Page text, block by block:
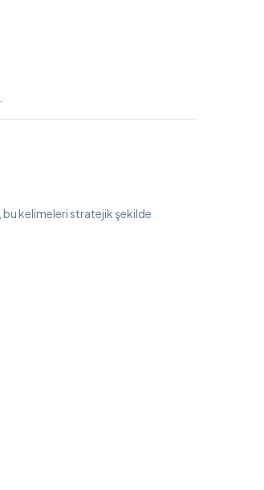
bu kelimeleri stratejik şekilde